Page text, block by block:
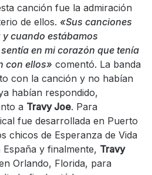
canción fue la admiración
de ellos. «Sus canciones
cuando estábamos
en mi corazón que tenía
con ellos» comentó. La banda
con la canción y no habían
habían respondido,
a Travy Joe. Para
fue desarrollada en Puerto
chicos de Esperanza de Vida
y finalmente, Travy
Orlando, Florida, para